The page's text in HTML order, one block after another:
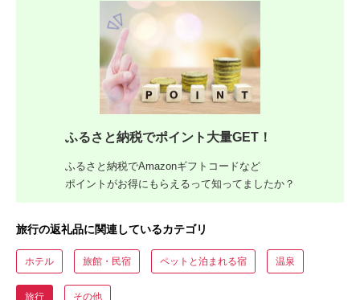
ふるさと納税でポイント大量GET！
ふるさと納税でAmazonギフトコードなど
ポイントがお得にもらえるって知ってましたか？
旅行の返礼品に関連しているカテゴリ
ホテル 旅館・民宿 ペットと泊まれる宿 温泉
旅行 その他